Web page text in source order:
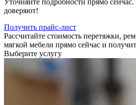
доверяют!
Получить прайс-лист
Рассчитайте стоимость перетяжки,
мягкой мебели прямо сейчас и
Выберите услугу